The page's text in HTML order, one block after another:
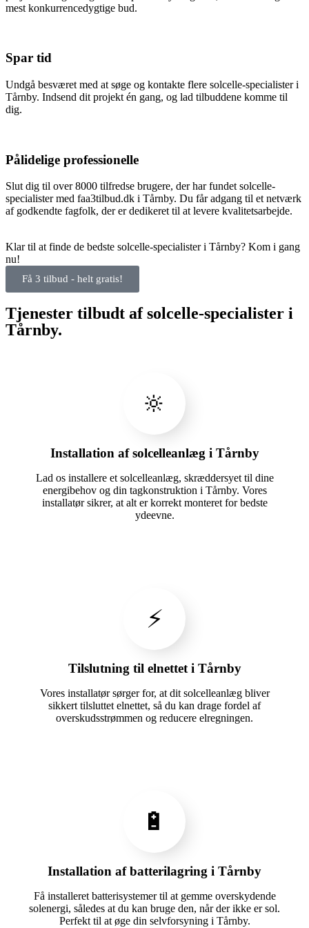
mest konkurrencedygtige bud.
Spar tid
Undgå besværet med at søge og kontakte flere solcelle-specialister i
Tårnby. Indsend dit projekt én gang, og lad tilbuddene komme til
dig.
Pålidelige professionelle
Slut dig til over 8000 tilfredse brugere, der har fundet solcelle-
specialister med faa3tilbud.dk i Tårnby. Du får adgang til et netværk
af godkendte fagfolk, der er dedikeret til at levere kvalitetsarbejde.
Klar til at finde de bedste solcelle-specialister i Tårnby? Kom i gang
nu!
Få 3 tilbud - helt gratis!
Tjenester tilbudt af solcelle-specialister i
Tårnby.
🔆
Installation af solcelleanlæg i Tårnby
Lad os installere et solcelleanlæg, skræddersyet til dine
energibehov og din tagkonstruktion i Tårnby. Vores
installatør sikrer, at alt er korrekt monteret for bedste
ydeevne.
⚡
Tilslutning til elnettet i Tårnby
Vores installatør sørger for, at dit solcelleanlæg bliver
sikkert tilsluttet elnettet, så du kan drage fordel af
overskudsstrømmen og reducere elregningen.
🔋
Installation af batterilagring i Tårnby
Få installeret batterisystemer til at gemme overskydende
solenergi, således at du kan bruge den, når der ikke er sol.
Perfekt til at øge din selvforsyning i Tårnby.